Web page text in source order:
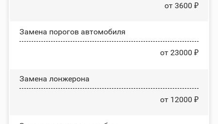
от 3600 ₽
Замена порогов автомобиля
от 23000 ₽
Замена лонжерона
от 12000 ₽